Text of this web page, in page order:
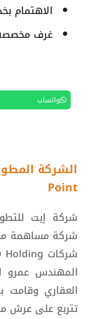
الاهتمام
غرف مخصصة
واتساب
Point
شركة إيت
شركة مساهمة
شركات Holding
المهندس عمرو
العقاري وقامت
تتربع على عرش